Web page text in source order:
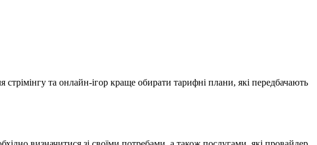
та онлайн-ігор краще обирати тарифні плани, які передбачають